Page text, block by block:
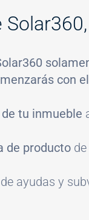
con
tu inmueble
de producto
ayudas y